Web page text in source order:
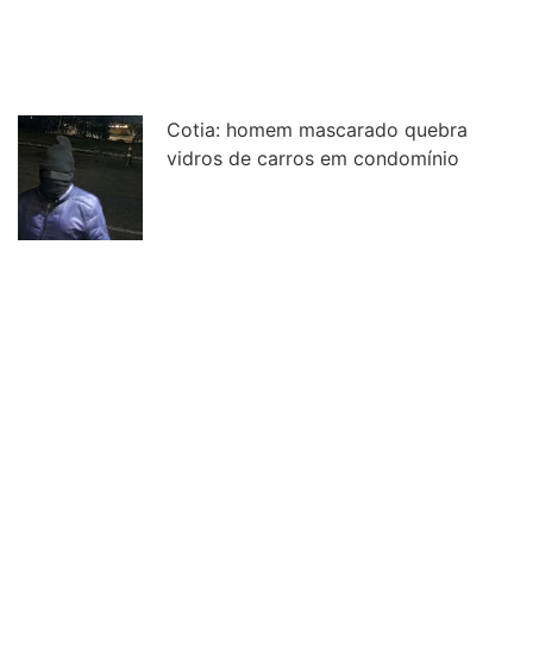
Cotia: homem mascarado quebra
vidros de carros em condomínio